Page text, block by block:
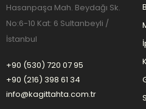
Hasanpaşa Mah. Beydağı Sk.
No:6-10 Kat: 6 Sultanbeyli /
İstanbul
+90 (530) 720 07 95
+90 (216) 398 61 34
info@kagittahta.com.tr